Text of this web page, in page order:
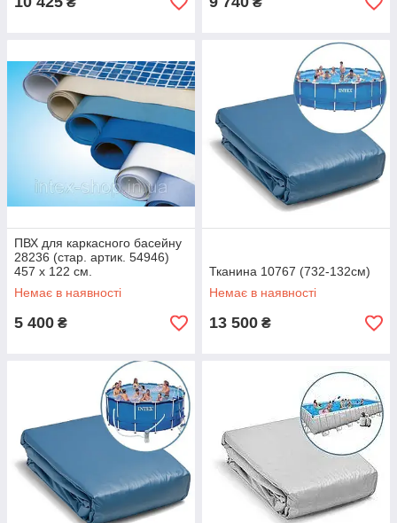
ПВХ для каркасного басейну
28236 (стар. артик. 54946)
457 х 122 см.
Немає в наявності
5 400 ₴
Тканина 10767 (732-132см)
Немає в наявності
13 500 ₴